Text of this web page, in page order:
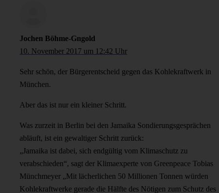
Jochen Böhme-Gngold
10. November 2017 um 12:42 Uhr
Sehr schön, der Bürgerentscheid gegen das Kohlekraftwerk in
München.
Aber das ist nur ein kleiner Schritt.
Was zurzeit in Berlin bei den Jamaika Sondierungsgesprächen
abläuft, ist ein gewaltiger Schritt zurück:
„Jamaika ist dabei, sich endgültig vom Klimaschutz zu
verabschieden“, sagt der Klimaexperte von Greenpeace Tobias
Münchmeyer „Mit lächerlichen 50 Millionen Tonnen würden
Kohlekraftwerke gerade die Hälfte des Nötigen zum Schutz des